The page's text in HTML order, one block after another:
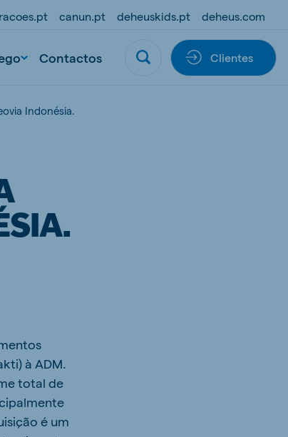
canun.pt deheuskids.pt deheus.com
Contactos Clientes
Indonésia.
à ADM.
total de
é um